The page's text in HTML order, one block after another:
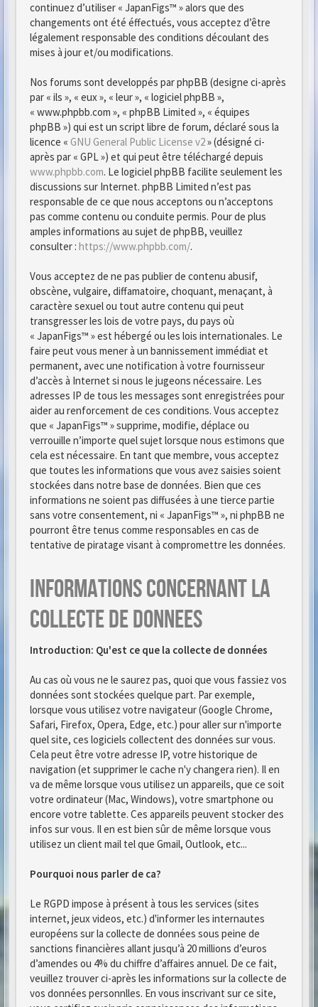
continuez d’utiliser « JapanFigs™ » alors que des
changements ont été éffectués, vous acceptez d’être
légalement responsable des conditions découlant des
mises à jour et/ou modifications.
Nos forums sont developpés par phpBB (designe ci-après
par « ils », « eux », « leur », « logiciel phpBB »,
« www.phpbb.com », « phpBB Limited », « équipes
phpBB ») qui est un script libre de forum, déclaré sous la
licence « GNU General Public License v2» (désigné ci-
après par « GPL ») et qui peut être téléchargé depuis
www.phpbb.com. Le logiciel phpBB facilite seulement les
discussions sur Internet. phpBB Limited n’est pas
responsable de ce que nous acceptons ou n’acceptons
pas comme contenu ou conduite permis. Pour de plus
amples informations au sujet de phpBB, veuillez
consulter : https://www.phpbb.com/.
Vous acceptez de ne pas publier de contenu abusif,
obscène, vulgaire, diffamatoire, choquant, menaçant, à
caractère sexuel ou tout autre contenu qui peut
transgresser les lois de votre pays, du pays où
« JapanFigs™ » est hébergé ou les lois internationales. Le
faire peut vous mener à un bannissement immédiat et
permanent, avec une notification à votre fournisseur
d’accès à Internet si nous le jugeons nécessaire. Les
adresses IP de tous les messages sont enregistrées pour
aider au renforcement de ces conditions. Vous acceptez
que « JapanFigs™ » supprime, modifie, déplace ou
verrouille n’importe quel sujet lorsque nous estimons que
cela est nécessaire. En tant que membre, vous acceptez
que toutes les informations que vous avez saisies soient
stockées dans notre base de données. Bien que ces
informations ne soient pas diffusées à une tierce partie
sans votre consentement, ni « JapanFigs™ », ni phpBB ne
pourront être tenus comme responsables en cas de
tentative de piratage visant à compromettre les données.
Informations concernant la
collecte de donnees
Introduction: Qu'est ce que la collecte de données
Au cas où vous ne le saurez pas, quoi que vous fassiez vos
données sont stockées quelque part. Par exemple,
lorsque vous utilisez votre navigateur (Google Chrome,
Safari, Firefox, Opera, Edge, etc.) pour aller sur n'importe
quel site, ces logiciels collectent des données sur vous.
Cela peut être votre adresse IP, votre historique de
navigation (et supprimer le cache n'y changera rien). Il en
va de même lorsque vous utilisez un appareils, que ce soit
votre ordinateur (Mac, Windows), votre smartphone ou
encore votre tablette. Ces appareils peuvent stocker des
infos sur vous. Il en est bien sûr de même lorsque vous
utilisez un client mail tel que Gmail, Outlook, etc...
Pourquoi nous parler de ca?
Le RGPD impose à présent à tous les services (sites
internet, jeux videos, etc.) d'informer les internautes
européens sur la collecte de données sous peine de
sanctions financières allant jusqu’à 20 millions d’euros
d’amendes ou 4% du chiffre d’affaires annuel. De ce fait,
veuillez trouver ci-après les informations sur la collecte de
vos données personnlles. En vous inscrivant sur ce site,